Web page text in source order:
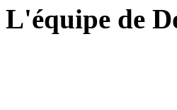
L'équipe de